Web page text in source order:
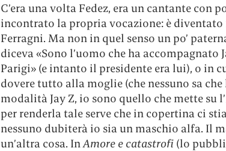
C’era una volta Fedez, era un cantante con
incontrato la propria vocazione: è
Ferragni. Ma non in quel senso un po’
diceva «Sono l’uomo che ha accompagnato
Parigi» (e intanto il presidente era lui), o in
dovere tutto alla moglie (che nessuno sa
modalità Jay Z, io sono quello che mette su
per renderla tale serve che in copertina ci
nessuno dubiterà io sia un maschio alfa. Il
un’altra cosa. InAmore e catastrofi(lo